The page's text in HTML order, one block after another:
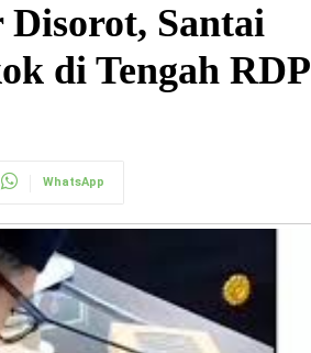
Disorot, Santai
di Tengah RDP
WhatsApp